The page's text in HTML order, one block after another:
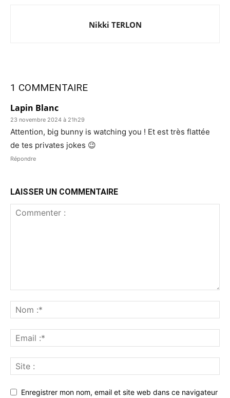
Nikki TERLON
1 COMMENTAIRE
Lapin Blanc
23 novembre 2024 à 21h29
Attention, big bunny is watching you ! Et est très flattée
de tes privates jokes 😉
Répondre
LAISSER UN COMMENTAIRE
Enregistrer mon nom, email et site web dans ce navigateur